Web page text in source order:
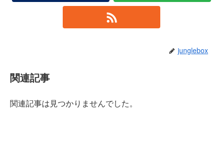
junglebox
関連記事
関連記事は見つかりませんでした。